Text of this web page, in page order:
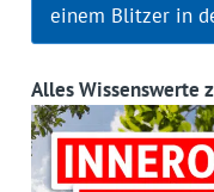
einem Blitzer in
Alles Wissenswerte